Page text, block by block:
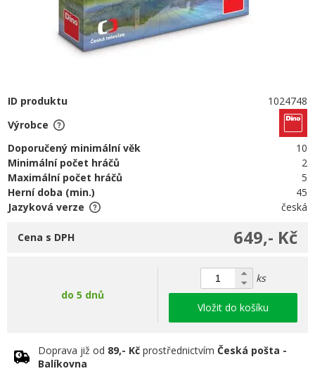
ID produktu
1024748
Výrobce
Doporučený minimální věk
10
Minimální počet hráčů
2
Maximální počet hráčů
5
Herní doba (min.)
45
Jazyková verze
česká
649,- Kč
Cena s DPH
do 5 dnů
ks
Vložit do košíku
Doprava již od 89,- Kč prostřednictvím Česká pošta -
Balíkovna